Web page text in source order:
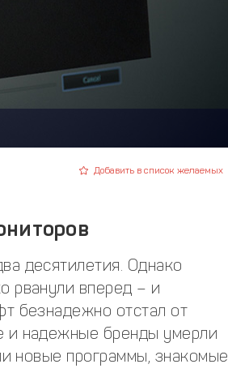
Добавить в список желаемых
десятилетия. Однако
рванули вперед – и
безнадежно отстал от
и надежные бренды умерли
новые программы, знакомые